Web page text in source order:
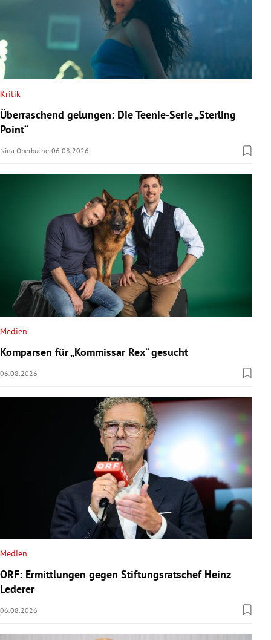
Kritik
Überraschend gelungen: Die Teenie-Serie „Sterling
Point“
Nina Oberbucher06.08.2026
Medien
Komparsen für „Kommissar Rex“ gesucht
06.08.2026
Medien
ORF: Ermittlungen gegen Stiftungsratschef Heinz
Lederer
06.08.2026